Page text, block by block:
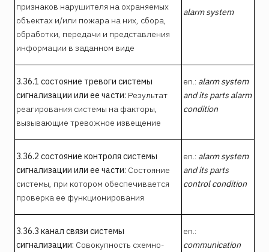
признаков нарушителя на охраняемых
объектах и/или пожара на них, сбора,
обработки, передачи и представления
информации в заданном виде
alarm system
3.36.1 состояние тревоги системы
сигнализации или ее части: Результат
реагирования системы на факторы,
вызывающие тревожное извещение
en.: alarm system
and its parts alarm
condition
3.36.2 состояние контроля системы
сигнализации или ее части: Состояние
системы, при котором обеспечивается
проверка ее функционирования
en.: alarm system
and its parts
control condition
3.36.3 канал связи системы
сигнализации: Совокупность схемно-
en.:
communication